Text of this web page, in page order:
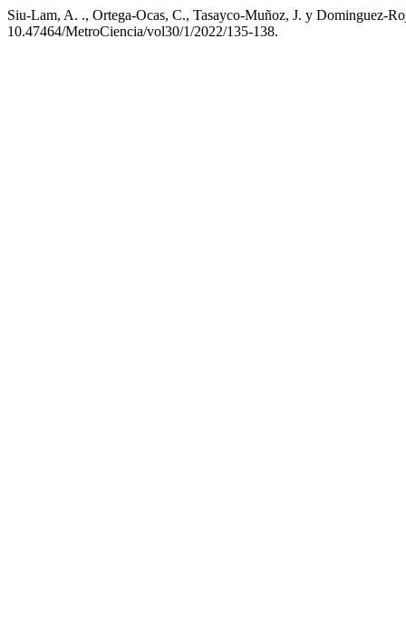
Siu-Lam, A. ., Ortega-Ocas, C., Tasayco-Muñoz, J. y Dominguez-
10.47464/MetroCiencia/vol30/1/2022/135-138.